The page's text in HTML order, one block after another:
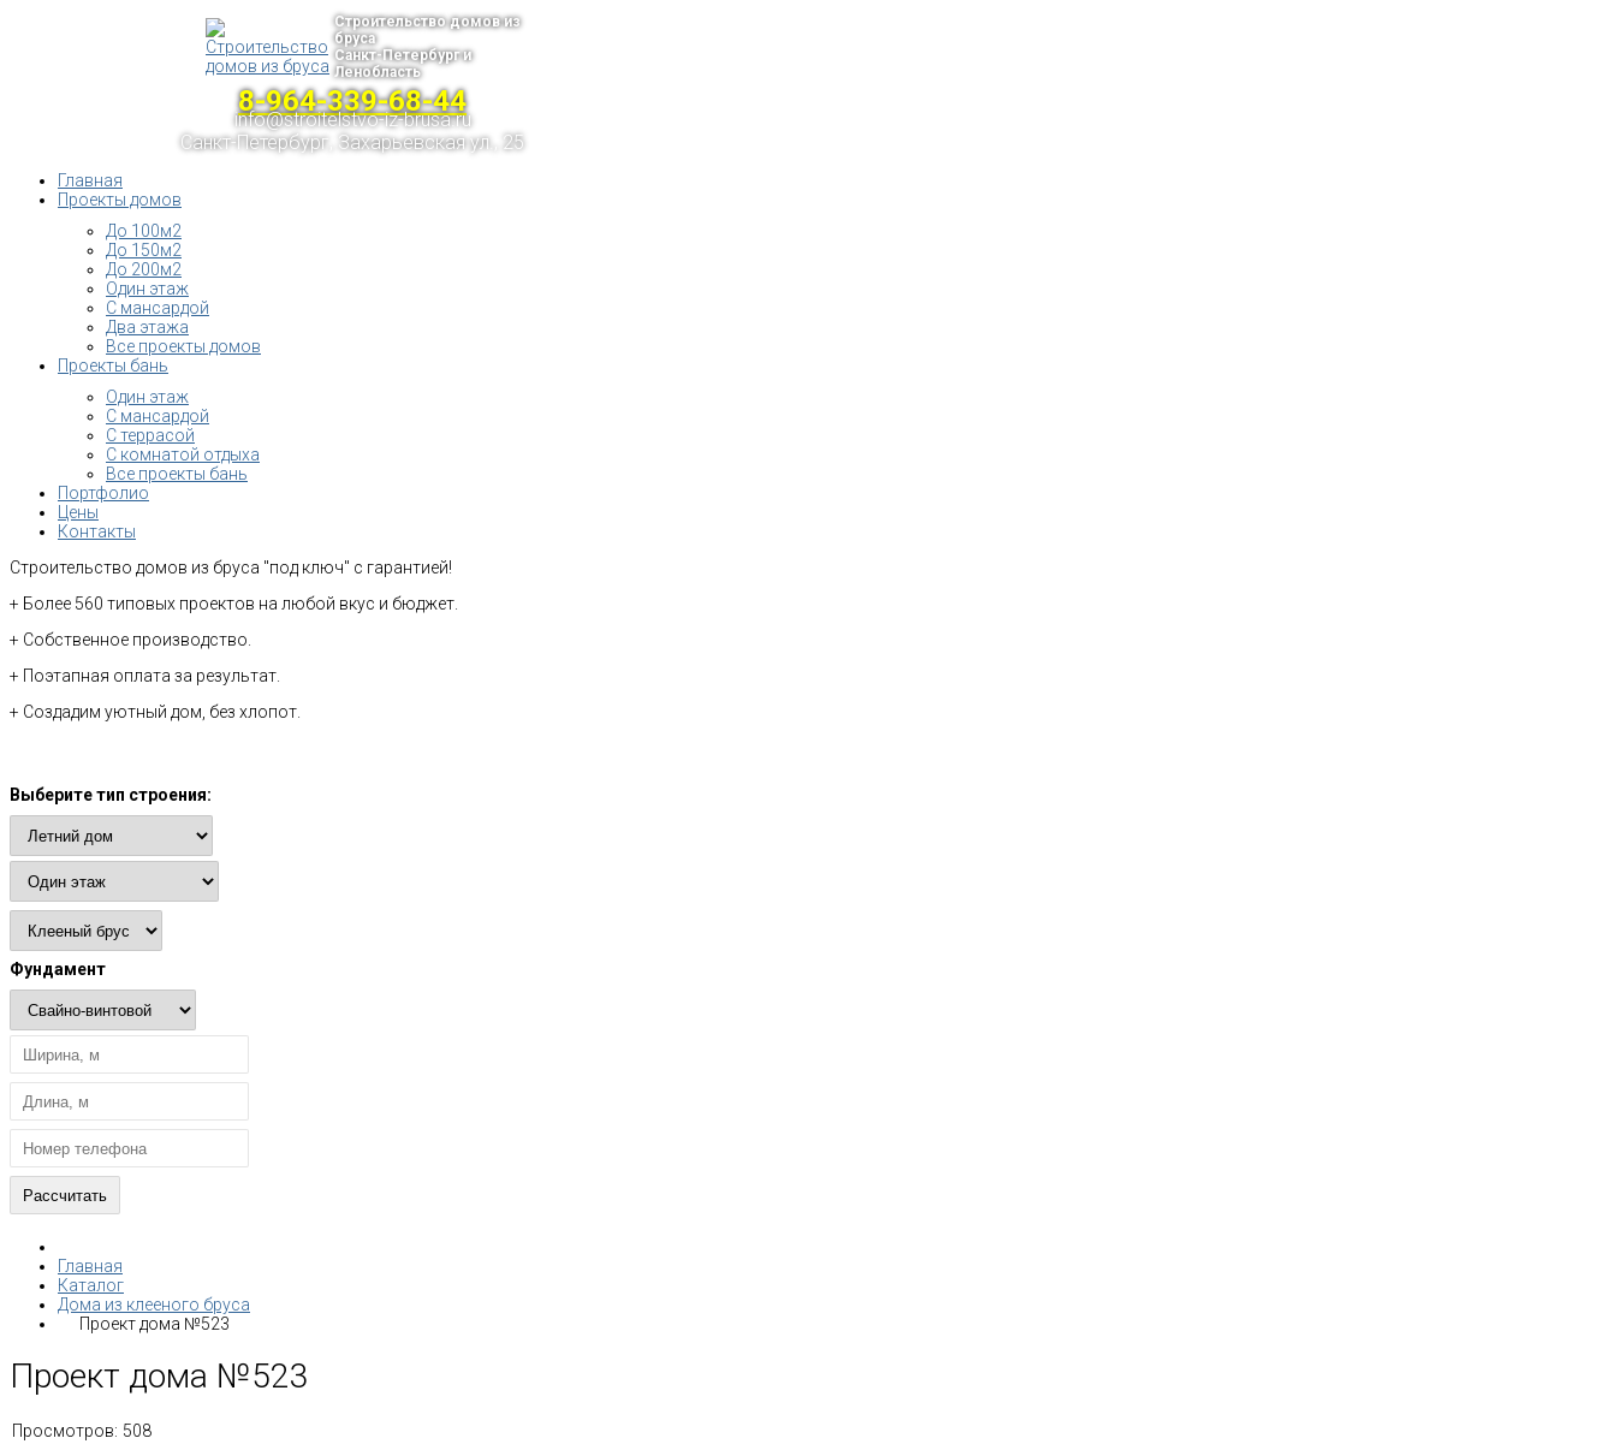
Строительство домов из
бруса
Санкт-Петербург и
Ленобласть
8-964-339-68-44
info@stroitelstvo-iz-brusa.ru
Санкт-Петербург, Захарьевская ул., 25
Главная
Проекты домов
До 100м2
До 150м2
До 200м2
Один этаж
С мансардой
Два этажа
Все проекты домов
Проекты бань
Один этаж
С мансардой
С террасой
С комнатой отдыха
Все проекты бань
Портфолио
Цены
Контакты
Строительство домов из бруса "под ключ" с гарантией!
+ Более 560 типовых проектов на любой вкус и бюджет.
+ Собственное производство.
+ Поэтапная оплата за результат.
+ Создадим уютный дом, без хлопот.
Выберите тип строения:
Фундамент
Главная
Каталог
Дома из клееного бруса
Проект дома №523
Проект дома №523
Просмотров: 508